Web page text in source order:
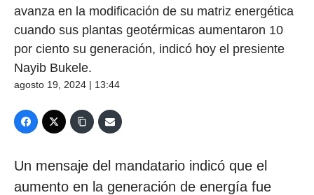
avanza en la modificación de su matriz energética
cuando sus plantas geotérmicas aumentaron 10
por ciento su generación, indicó hoy el presiente
Nayib Bukele.
agosto 19, 2024 | 13:44
Un mensaje del mandatario indicó que el
aumento en la generación de energía fue